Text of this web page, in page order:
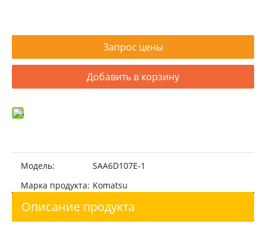
Запрос цены
Добавить в корзину
Модель:
SAA6D107E-1
Марка продукта: Komatsu
Описание продукта